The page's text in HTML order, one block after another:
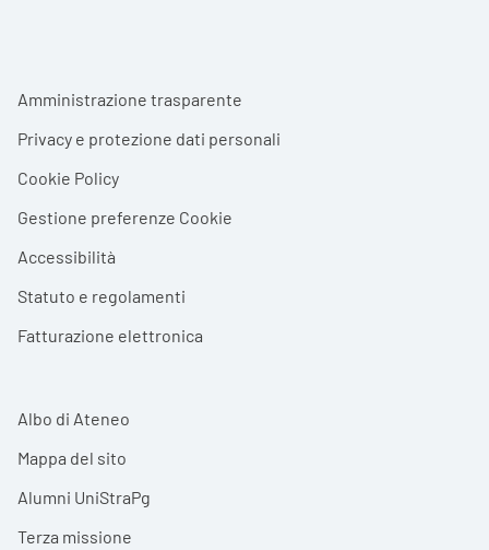
Footer menu
Amministrazione trasparente
Privacy e protezione dati personali
Cookie Policy
Gestione preferenze Cookie
Accessibilità
Statuto e regolamenti
Fatturazione elettronica
Albo di Ateneo
Mappa del sito
Alumni UniStraPg
Terza missione